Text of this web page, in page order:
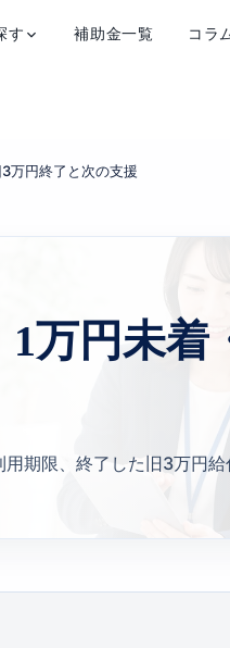
す 補助金一覧 コラ
万円終了と次の支援
万円未着
期限、終了した旧3万円